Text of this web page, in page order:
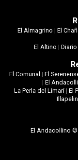
El Almagrino | El
El Altino |
El Comunal | El
| El
La Perla del Limarí|El
El Andacollino